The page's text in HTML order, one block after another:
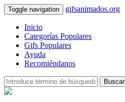
Toggle navigation gifsanimados.org
Inicio
Categorías Populares
Gifs Populares
Ayuda
Recomiéndanos
Buscar